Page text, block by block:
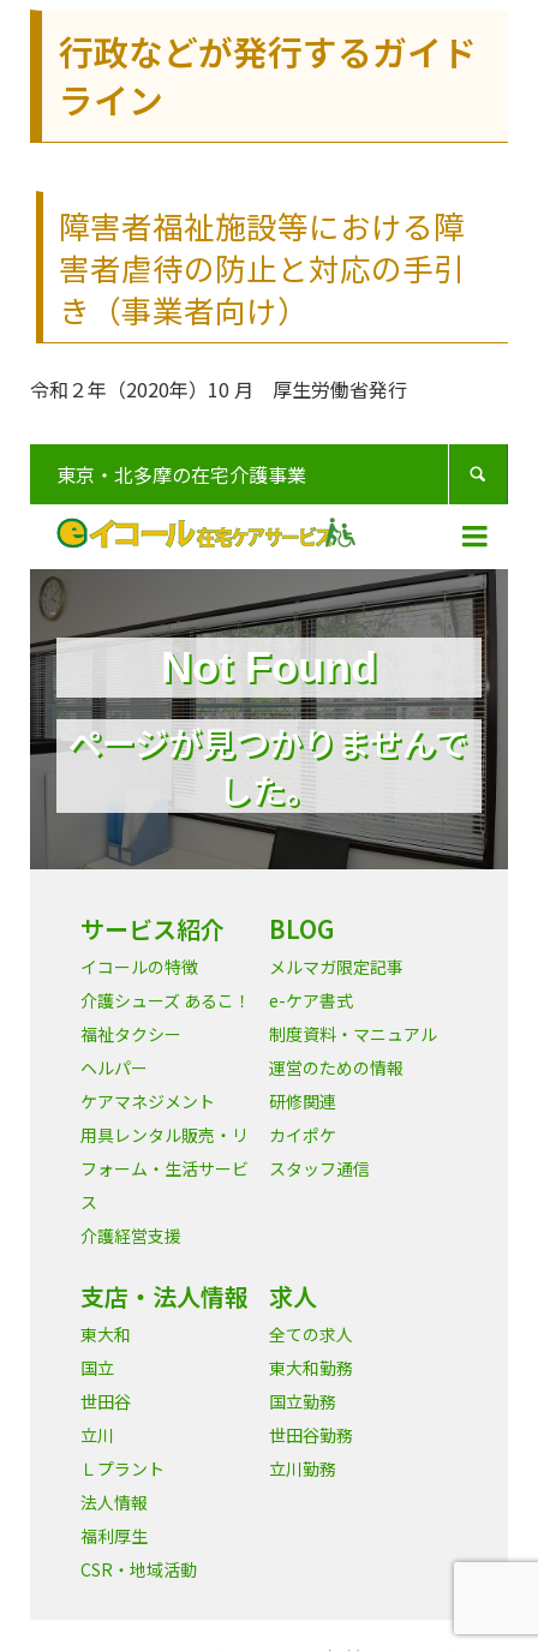
行政などが発行するガイド
ライン
障害者福祉施設等における障
害者虐待の防止と対応の手引
き（事業者向け）
令和２年（2020年）10 月 厚生労働省発行